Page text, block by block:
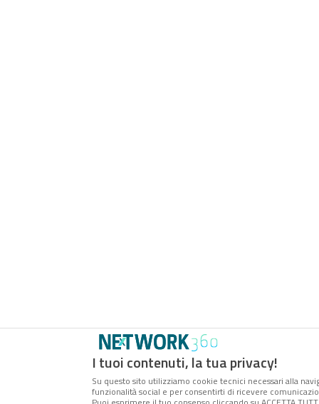
I tuoi contenuti, la tua privacy!
Su questo sito utilizziamo cookie tecnici necessari alla
funzionalità social e per consentirti di ricevere